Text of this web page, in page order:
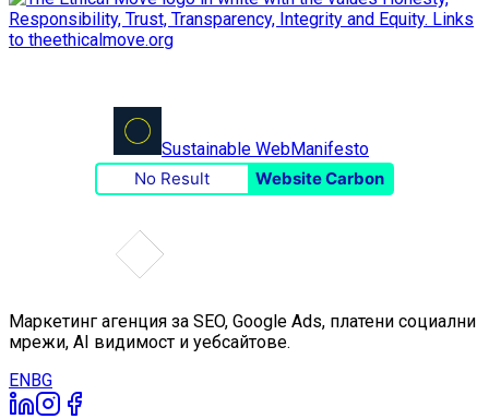
Sustainable WebManifesto
No Result
Website Carbon
Маркетинг агенция за SEO, Google Ads, платени социални
мрежи, AI видимост и уебсайтове.
ENBG